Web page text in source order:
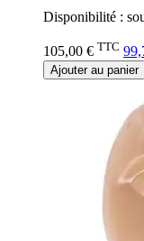
Disponibilité :
105,00 € TTC
Ajouter au panier